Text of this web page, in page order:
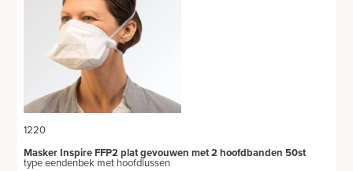
OPERATIEKLOMPEN
OPERATIETOEBEHOREN
GELAATSCHERM
HYGIENE
1220
Masker Inspire FFP2 plat gevouwen met 2 hoofdbanden 50st
type eendenbek met hoofdlussen